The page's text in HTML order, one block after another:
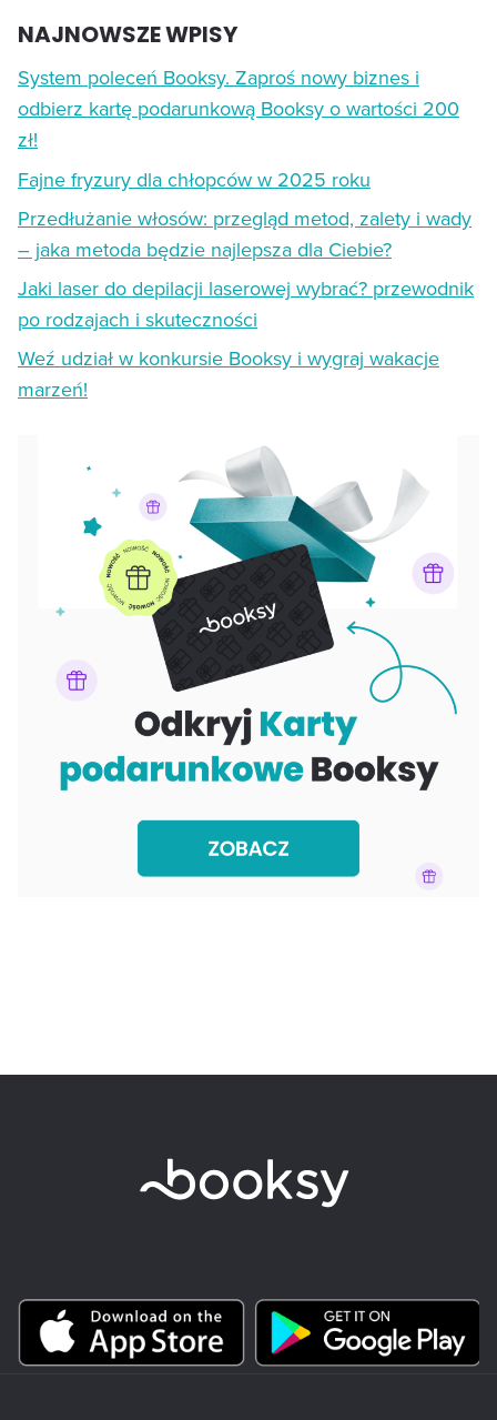
NAJNOWSZE WPISY
System poleceń Booksy. Zaproś nowy biznes i
odbierz kartę podarunkową Booksy o wartości 200
zł!
Fajne fryzury dla chłopców w 2025 roku
Przedłużanie włosów: przegląd metod, zalety i wady
– jaka metoda będzie najlepsza dla Ciebie?
Jaki laser do depilacji laserowej wybrać? przewodnik
po rodzajach i skuteczności
Weź udział w konkursie Booksy i wygraj wakacje
marzeń!